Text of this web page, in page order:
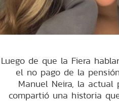
Luego de que la Fiera
el no pago de la
Manuel Neira, la actual
compartió una historia